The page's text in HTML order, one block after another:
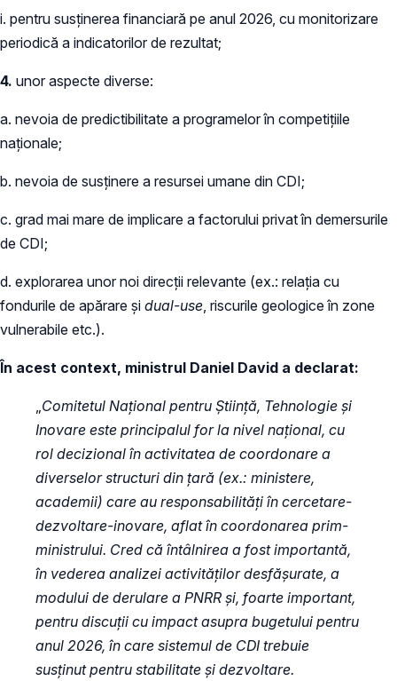
i. pentru susținerea financiară pe anul 2026, cu monitorizare
periodică a indicatorilor de rezultat;
4. unor aspecte diverse:
a. nevoia de predictibilitate a programelor în competițiile
naționale;
b. nevoia de susținere a resursei umane din CDI;
c. grad mai mare de implicare a factorului privat în demersurile
de CDI;
d. explorarea unor noi direcții relevante (ex.: relația cu
fondurile de apărare și dual-use , riscurile geologice în zone
vulnerabile etc.).
În acest context, ministrul Daniel David a declarat:
Comitetul Național pentru Știință, Tehnologie și
Inovare este principalul for la nivel național, cu
rol decizional în activitatea de coordonare a
diverselor structuri din țară (ex.: ministere,
academii) care au responsabilități în cercetare-
dezvoltare-inovare, aflat în coordonarea prim-
ministrului. Cred că întâlnirea a fost importantă,
în vederea analizei activităților desfășurate, a
modului de derulare a PNRR și, foarte important,
pentru discuții cu impact asupra bugetului pentru
anul 2026, în care sistemul de CDI trebuie
susținut pentru stabilitate și dezvoltare.